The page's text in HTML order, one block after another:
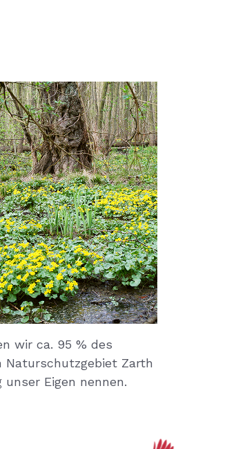
wir ca. 95 % des
Naturschutzgebiet Zarth
unser Eigen nennen.